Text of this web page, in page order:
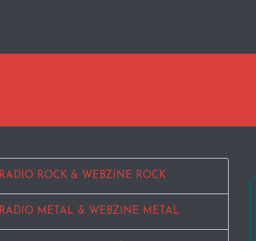
RADIO ROCK & WEBZINE ROCK
RADIO METAL & WEBZINE METAL